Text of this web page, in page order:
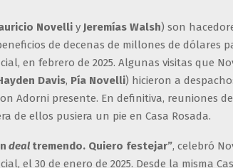
Novelli y Jeremías Walsh) son
de decenas de millones de dólares
en febrero de 2025. Algunas visitas que
Davis, Pía Novelli) hicieron a
Adorni presente. En definitiva, reuniones
de ellos pusiera un pie en Casa Rosada.
deal tremendo. Quiero festejar”, celebró
el 30 de enero de 2025. Desde la misma